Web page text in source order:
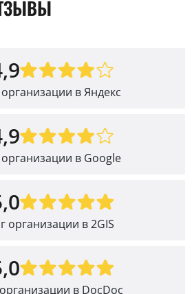
в Яндекс
в Google
организации в 2GIS
в DocDoc